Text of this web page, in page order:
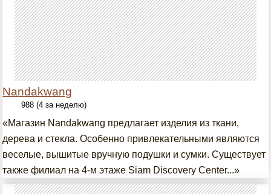
Nandakwang
988 (4 за неделю)
«Магазин Nandakwang предлагает изделия из ткани,
дерева и стекла. Особенно привлекательными являются
веселые, вышитые вручную подушки и сумки. Существует
также филиал на 4-м этаже Siam Discovery Center...»